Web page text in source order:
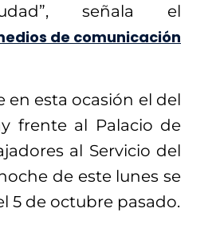
señala el
de comunicación
en esta ocasión el del
frente al Palacio de
al Servicio del
de este lunes se
5 de octubre pasado.